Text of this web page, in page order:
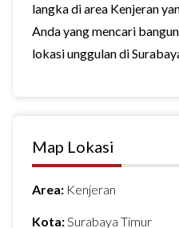
langka di area Kenjeran
Anda yang mencari
lokasi unggulan di
Map Lokasi
Area: Kenjeran
Kota:Surabaya Timur